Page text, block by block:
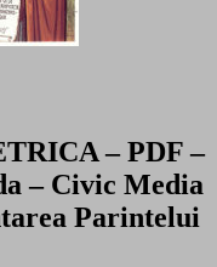
– PDF –
– Civic Media
Parintelui